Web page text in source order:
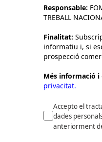
Responsable:
TREBALL
Finalitat:
informatiu i, si
prospecció
Més informació i
privacitat.
Accepto el
dades
anteriorment